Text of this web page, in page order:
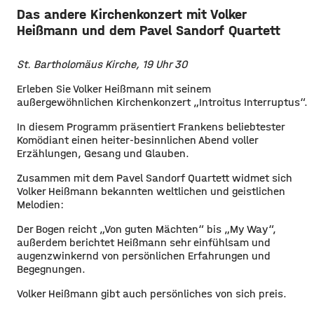
Das andere Kirchenkonzert mit Volker
Heißmann und dem Pavel Sandorf Quartett
St. Bartholomäus Kirche, 19 Uhr 30
Erleben Sie Volker Heißmann mit seinem
außergewöhnlichen Kirchenkonzert „Introitus Interruptus“.
In diesem Programm präsentiert Frankens beliebtester
Komödiant einen heiter-besinnlichen Abend voller
Erzählungen, Gesang und Glauben.
Zusammen mit dem Pavel Sandorf Quartett widmet sich
Volker Heißmann bekannten weltlichen und geistlichen
Melodien:
Der Bogen reicht „Von guten Mächten“ bis „My Way“,
außerdem berichtet Heißmann sehr einfühlsam und
augenzwinkernd von persönlichen Erfahrungen und
Begegnungen.
Volker Heißmann gibt auch persönliches von sich preis.